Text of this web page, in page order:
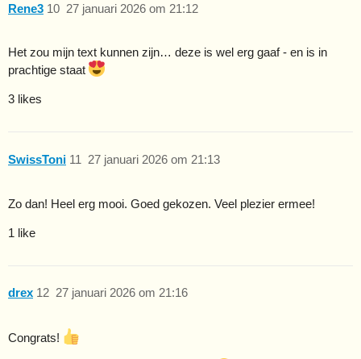
Rene3 27 januari 2026 om 21:12
10
Het zou mijn text kunnen zijn… deze is wel erg gaaf - en is in
prachtige staat
3 likes
SwissToni 27 januari 2026 om 21:13
11
Zo dan! Heel erg mooi. Goed gekozen. Veel plezier ermee!
1 like
drex 27 januari 2026 om 21:16
12
Congrats!